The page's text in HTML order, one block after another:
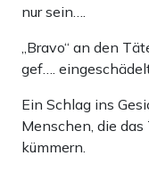
nur sein….
„Bravo“ an den
gef….
Ein Schlag ins
Menschen, die
kümmern.